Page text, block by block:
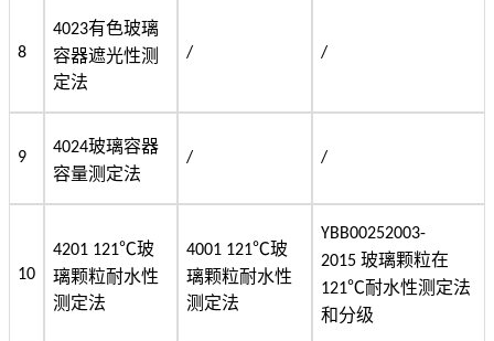
8
4023有色玻璃
容器遮光性测
定法
/ /
9
4024玻璃容器
容量测定法
/ /
10
4201 121℃玻
璃颗粒耐水性
测定法
4001 121℃玻
璃颗粒耐水性
测定法
YBB00252003-
2015 玻璃颗粒在
121℃耐水性测定法
和分级